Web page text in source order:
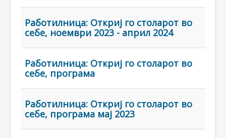
Работилница: Откриј го столарот во
себе, ноември 2023 - април 2024
Работилница: Откриј го столарот во
себе, програма
Работилница: Откриј го столарот во
себе, програма мај 2023